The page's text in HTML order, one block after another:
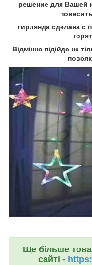
решение для Вашей
гирлянда сделана с
Відмінно підійде не
Ще більше
сайті -